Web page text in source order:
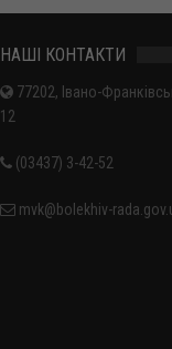
НАШІ КОНТАКТИ
77202, Івано-
12
(03437) 3-42-52
mvk@bolekhiv-